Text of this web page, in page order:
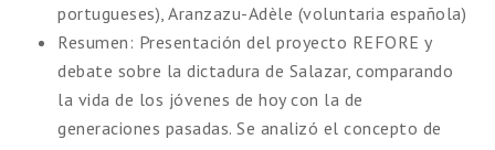
portugueses), Aranzazu-Adèle (voluntaria española)
Resumen: Presentación del proyecto REFORE y
debate sobre la dictadura de Salazar, comparando
la vida de los jóvenes de hoy con la de
generaciones pasadas. Se analizó el concepto de